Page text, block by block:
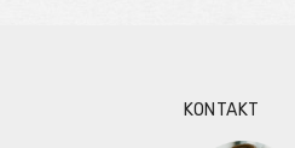
KONTAKT